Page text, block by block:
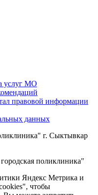
услуг МО
правовой информации
данных
г. Сыктывкар
поликлиника"
Яндекс Метрика и
чтобы